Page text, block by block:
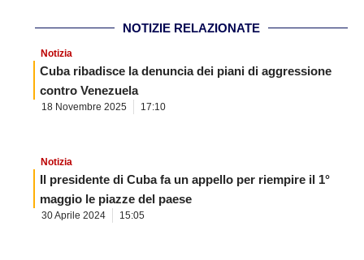
NOTIZIE RELAZIONATE
Notizia
Cuba ribadisce la denuncia dei piani di aggressione
contro Venezuela
18 Novembre 2025 17:10
Notizia
Il presidente di Cuba fa un appello per riempire il 1°
maggio le piazze del paese
30 Aprile 2024 15:05